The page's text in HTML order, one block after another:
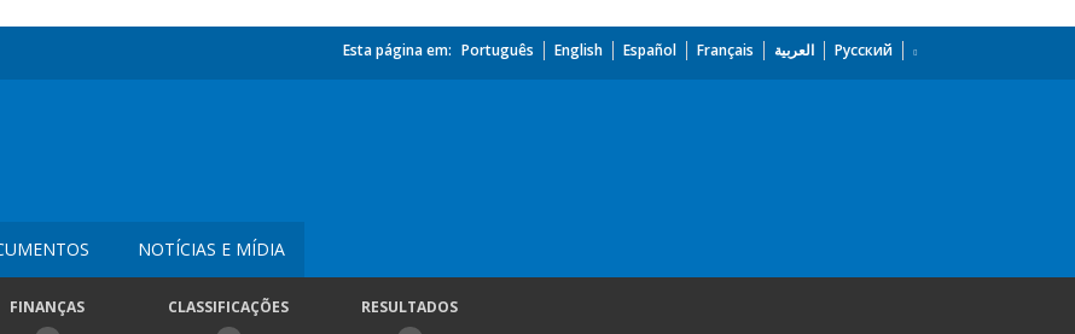
Esta página em: Português English Español Français العربية Русский
NOTÍCIAS E MÍDIA
FINANÇAS CLASSIFICAÇÕES RESULTADOS